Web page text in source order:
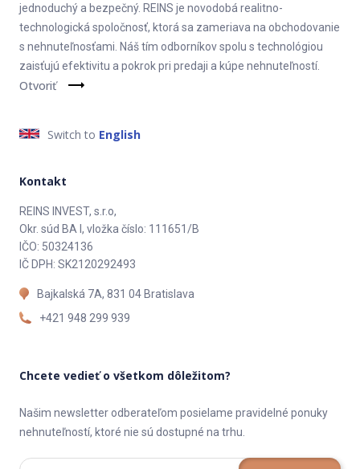
jednoduchý a bezpečný. REINS je novodobá realitno-
technologická spoločnosť, ktorá sa zameriava na obchodovanie
s nehnuteľnosťami. Náš tím odborníkov spolu s technológiou
zaisťujú efektivitu a pokrok pri predaji a kúpe nehnuteľností.
Otvoriť
Switch to English
Kontakt
REINS INVEST, s.r.o,
Okr. súd BA I, vložka číslo: 111651/B
IČO: 50324136
IČ DPH: SK2120292493
Bajkalská 7A, 831 04 Bratislava
+421 948 299 939
Chcete vedieť o všetkom dôležitom?
Našim newsletter odberateľom posielame pravidelné ponuky
nehnuteľností, ktoré nie sú dostupné na trhu.